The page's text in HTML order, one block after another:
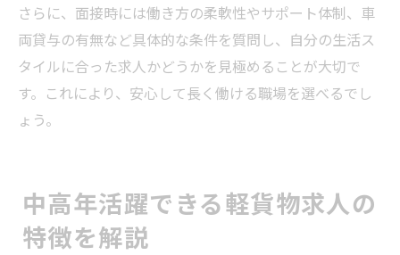
さらに、面接時には働き方の柔軟性やサポート体制、車
両貸与の有無など具体的な条件を質問し、自分の生活ス
タイルに合った求人かどうかを見極めることが大切で
す。これにより、安心して長く働ける職場を選べるでし
ょう。
中高年活躍できる軽貨物求人の
特徴を解説